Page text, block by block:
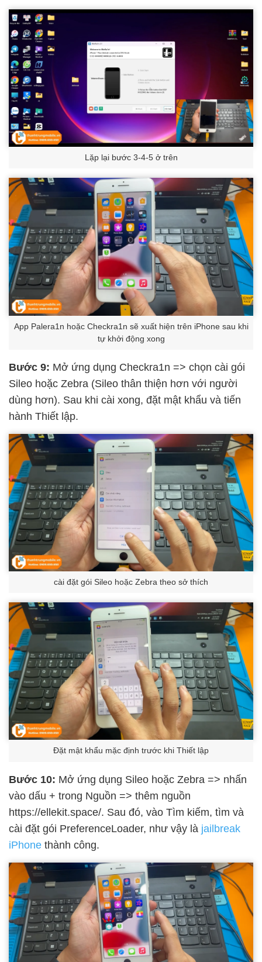
Lặp lại bước 3-4-5 ở trên
App Palera1n hoặc Checkra1n sẽ xuất hiện trên iPhone sau khi
tự khởi động xong
Bước 9: Mở ứng dụng Checkra1n => chọn cài gói
Sileo hoặc Zebra (Sileo thân thiện hơn với người
dùng hơn). Sau khi cài xong, đặt mật khẩu và tiến
hành Thiết lập.
cài đặt gói Sileo hoặc Zebra theo sở thích
Đặt mật khẩu mặc định trước khi Thiết lập
Bước 10: Mở ứng dụng Sileo hoặc Zebra => nhấn
vào dấu + trong Nguồn => thêm nguồn
https://ellekit.space/. Sau đó, vào Tìm kiếm, tìm và
cài đặt gói PreferenceLoader, như vậy là jailbreak
iPhone thành công.